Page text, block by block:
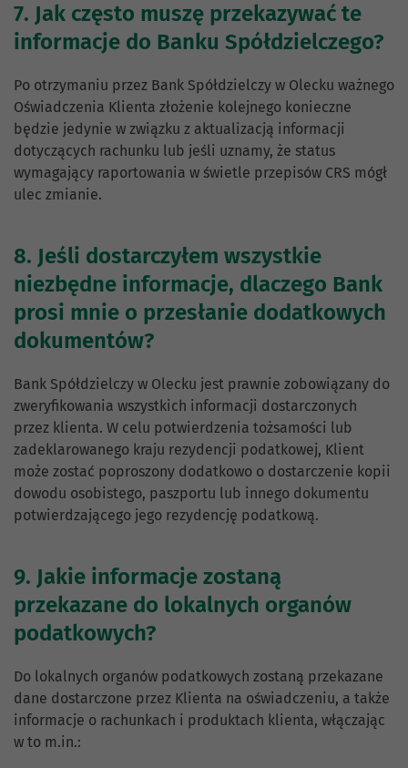
7. Jak często muszę przekazywać te
informacje do Banku Spółdzielczego?
Po otrzymaniu przez Bank Spółdzielczy w Olecku ważnego
Oświadczenia Klienta złożenie kolejnego konieczne
będzie jedynie w związku z aktualizacją informacji
dotyczących rachunku lub jeśli uznamy, że status
wymagający raportowania w świetle przepisów CRS mógł
ulec zmianie.
8. Jeśli dostarczyłem wszystkie
niezbędne informacje, dlaczego Bank
prosi mnie o przesłanie dodatkowych
dokumentów?
Bank Spółdzielczy w Olecku jest prawnie zobowiązany do
zweryfikowania wszystkich informacji dostarczonych
przez klienta. W celu potwierdzenia tożsamości lub
zadeklarowanego kraju rezydencji podatkowej, Klient
może zostać poproszony dodatkowo o dostarczenie kopii
dowodu osobistego, paszportu lub innego dokumentu
potwierdzającego jego rezydencję podatkową.
9. Jakie informacje zostaną
przekazane do lokalnych organów
podatkowych?
Do lokalnych organów podatkowych zostaną przekazane
dane dostarczone przez Klienta na oświadczeniu, a także
informacje o rachunkach i produktach klienta, włączając
w to m.in.: